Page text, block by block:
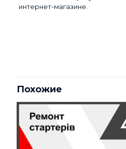
интернет-магазине.
СТ142Б-3708000»
Ваш адрес email не будет
поля помечены*
Ваша оценка
Похожие